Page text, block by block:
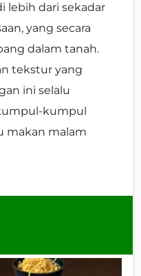
lebih dari sekadar
yang secara
dalam tanah.
tekstur yang
ini selalu
kumpul
makan malam